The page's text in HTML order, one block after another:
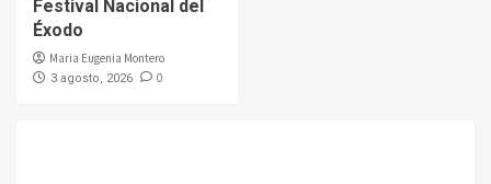
Festival Nacional del
Éxodo
Maria Eugenia Montero
3 agosto, 2026 0